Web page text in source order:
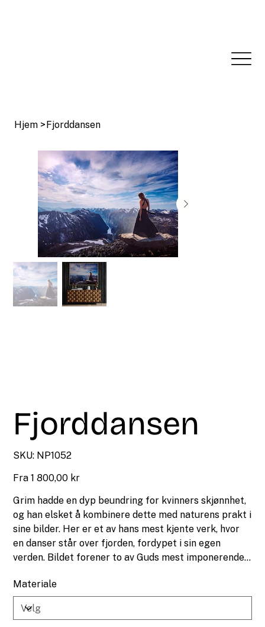
Hjem >Fjorddansen
Fjorddansen
SKU: SKU
NP1052
NP1052
Fra Pris
1 800,00 kr
Grim hadde en dyp beundring for kvinners skjønnhet,
og han elsket å kombinere dette med naturens prakt i
sine bilder. Her er et av hans mest kjente verk, hvor
en danser står over fjorden, fordypet i sin egen
verden. Bildet forener to av Guds mest imponerende
virkelig tar pusten fra deg. Dette motivet er både
kraftfullt og grasiøst, og det viser Grims unike evne
til å fange øyeblikk som hyller både mennesket og
Materiale